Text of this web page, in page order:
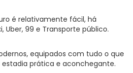
é relativamente fácil, há
Uber, 99 e Transporte público.
equipados com tudo o que
prática e aconchegante.